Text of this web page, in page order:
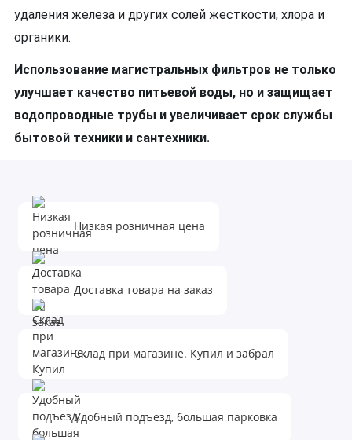
удаления железа и других солей жесткости, хлора и
органики.
Использование магистральных фильтров не только
улучшает качество питьевой воды, но и защищает
водопроводные трубы и увеличивает срок службы
бытовой техники и сантехники.
Низкая розничная цена
Доставка товара на заказ
Склад при магазине. Купил и забрал
Удобный подъезд, большая парковка